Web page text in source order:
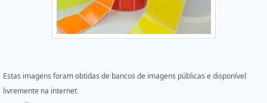
Estas imagens foram obtidas de bancos de imagens públicas e disponível
livremente na internet